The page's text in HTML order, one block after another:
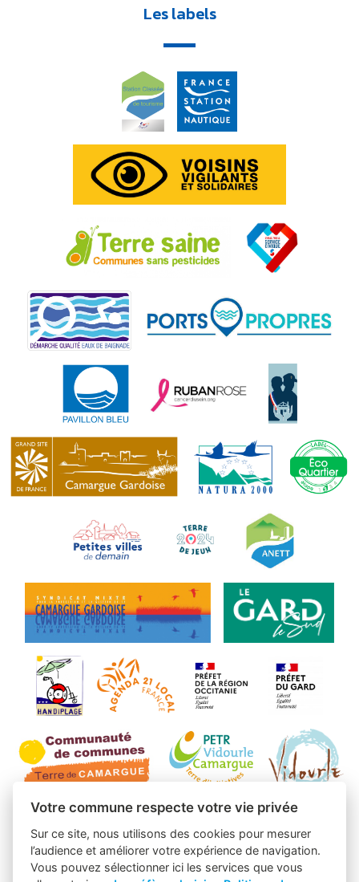
Les labels
Votre commune respecte votre vie privée
Sur ce site, nous utilisons des cookies pour mesurer
l’audience et améliorer votre expérience de navigation.
Vous pouvez sélectionner ici les services que vous